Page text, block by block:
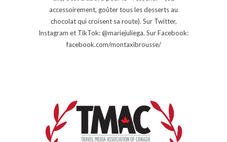
accessoirement, goûter tous les desserts au
chocolat qui croisent sa route). Sur Twitter,
Instagram et TikTok: @mariejuliega. Sur Facebook:
facebook.com/montaxibrousse/